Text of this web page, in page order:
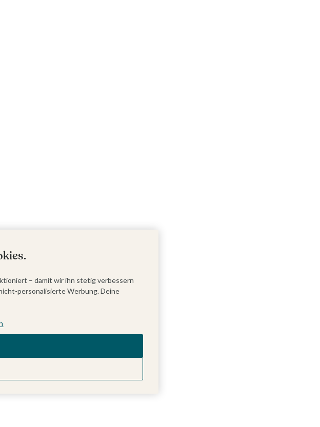
– damit wir ihn stetig verbessern
personalisierte Werbung. Deine